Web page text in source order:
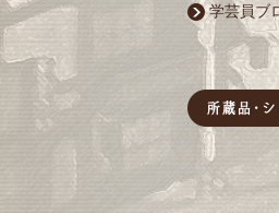
学芸員ブ